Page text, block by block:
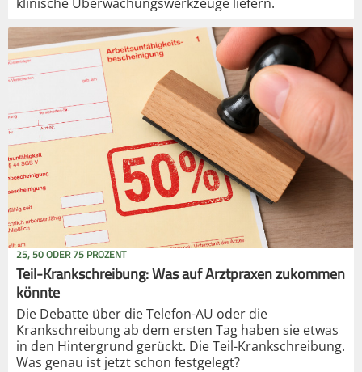
25, 50 ODER 75 PROZENT
Teil-Krankschreibung: Was auf Arztpraxen zukommen
könnte
Die Debatte über die Telefon-AU oder die
Krankschreibung ab dem ersten Tag haben sie etwas
in den Hintergrund gerückt. Die Teil-Krankschreibung.
Was genau ist jetzt schon festgelegt?